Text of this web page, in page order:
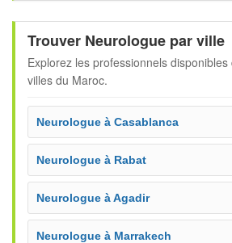
Trouver Neurologue par ville
Explorez les professionnels
villes du Maroc.
Neurologue à Casablanca
Neurologue à Rabat
Neurologue à Agadir
Neurologue à Marrakech